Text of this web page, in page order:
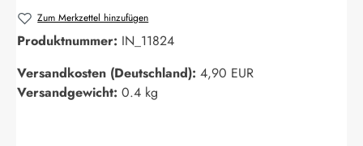
Zum Merkzettel hinzufügen
Produktnummer: IN_11824
Versandkosten (Deutschland): 4,90 EUR
Versandgewicht: 0.4 kg